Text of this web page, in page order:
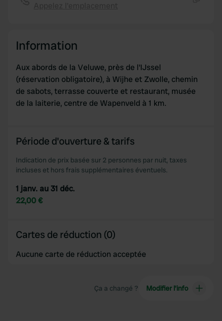
Information
Aux abords de la Veluwe, près de l'IJssel
(réservation obligatoire), à Wijhe et Zwolle, chemin
de sabots, terrasse couverte et restaurant, musée
de la laiterie, centre de Wapenveld à 1 km.
Période d'ouverture & tarifs
Indication de prix basée sur 2 personnes par nuit, taxes
incluses et hors frais supplémentaires éventuels.
1 janv. au 31 déc.
22,00 €
Cartes de réduction (0)
Aucune carte de réduction acceptée
Ça a changé ? Modifier l’info